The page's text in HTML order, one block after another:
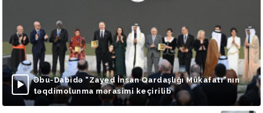
Əbu-Dabidə “Zayed İnsan Qardaşlığı Mükafatı”nın
təqdimolunma mərasimi keçirilib